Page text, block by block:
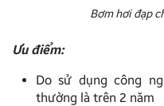
Bơm hơi đạp
Ưu điểm:
Do sử dụng công
thường là trên 2 năm